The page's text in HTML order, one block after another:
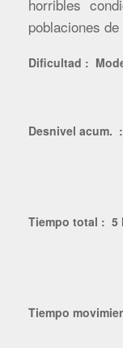
horribles
poblaciones
Dificultad :
Desnivel
Tiempo total : 5
Tiempo